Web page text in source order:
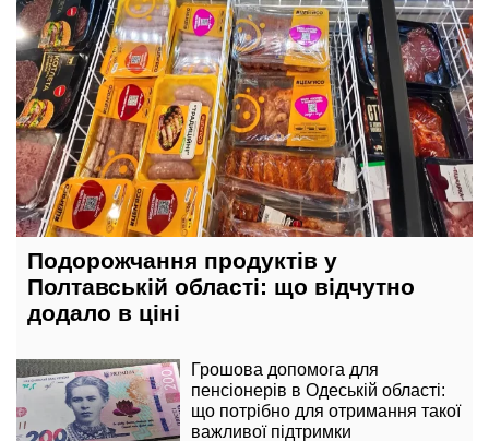
Подорожчання продуктів у
Полтавській області: що відчутно
додало в ціні
Грошова допомога для
пенсіонерів в Одеській області:
що потрібно для отримання такої
важливої підтримки